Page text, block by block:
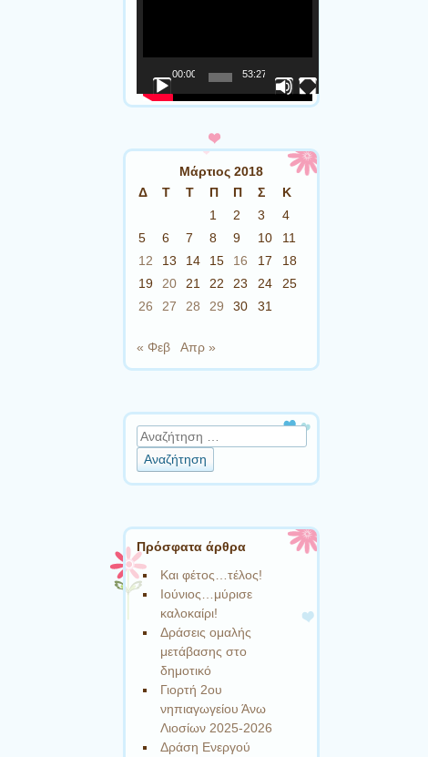
00:00 53:27
Μάρτιος 2018
Δ
Τ Τ Π Π Σ
Κ
1
2 3
4
5
6 7 8 9 10
11
12
13 14 15 16 17
18
19
20 21 22 23 24
25
26
27 28 29 30 31
« Φεβ Απρ »
Αναζήτηση
Πρόσφατα άρθρα
Και φέτος…τέλος!
Ιούνιος…μύρισε
καλοκαίρι!
Δράσεις ομαλής
μετάβασης στο
δημοτικό
Γιορτή 2ου
νηπιαγωγείου Άνω
Λιοσίων 2025-2026
Δράση Ενεργού